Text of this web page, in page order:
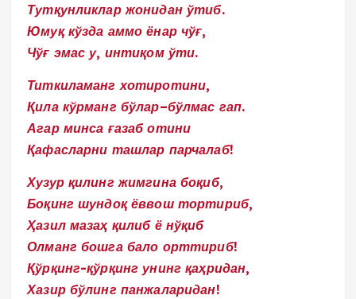
Тутқунликлар жонидан ўтиб.
Юмуқ кўзда аммо ёнар чўғ,
Чўғ эмас у, интиқом ўти.
Титкиламанг хотиротини,
Қила кўрманг бўлар–бўлмас гап.
Агар минса ғазаб отини
Қафасларни ташлар парчалаб!
Хузур қилинг жимгина боқиб,
Боқинг шундоқ ёввош тортириб,
Ҳазил мазаҳ қилиб ё нўқиб
Олманг бошга бало орттириб!
Қўрқинг-қўрқинг унинг қаҳридан,
Хазир бўлинг панжаларидан!